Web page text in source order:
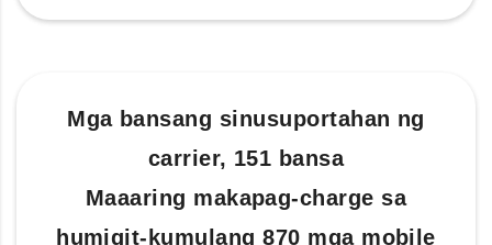
Mga bansang sinusuportahan ng
carrier, 151 bansa
Maaaring makapag-charge sa
humigit-kumulang 870 mga mobile